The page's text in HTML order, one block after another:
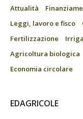
Attualità
Leggi, lavoro e fisco
Fertilizzazione
Agricoltura biologica
Economia circolare
EDAGRICOLE